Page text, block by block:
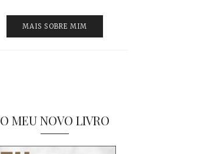
MAIS SOBRE MIM
O MEU NOVO LIVRO